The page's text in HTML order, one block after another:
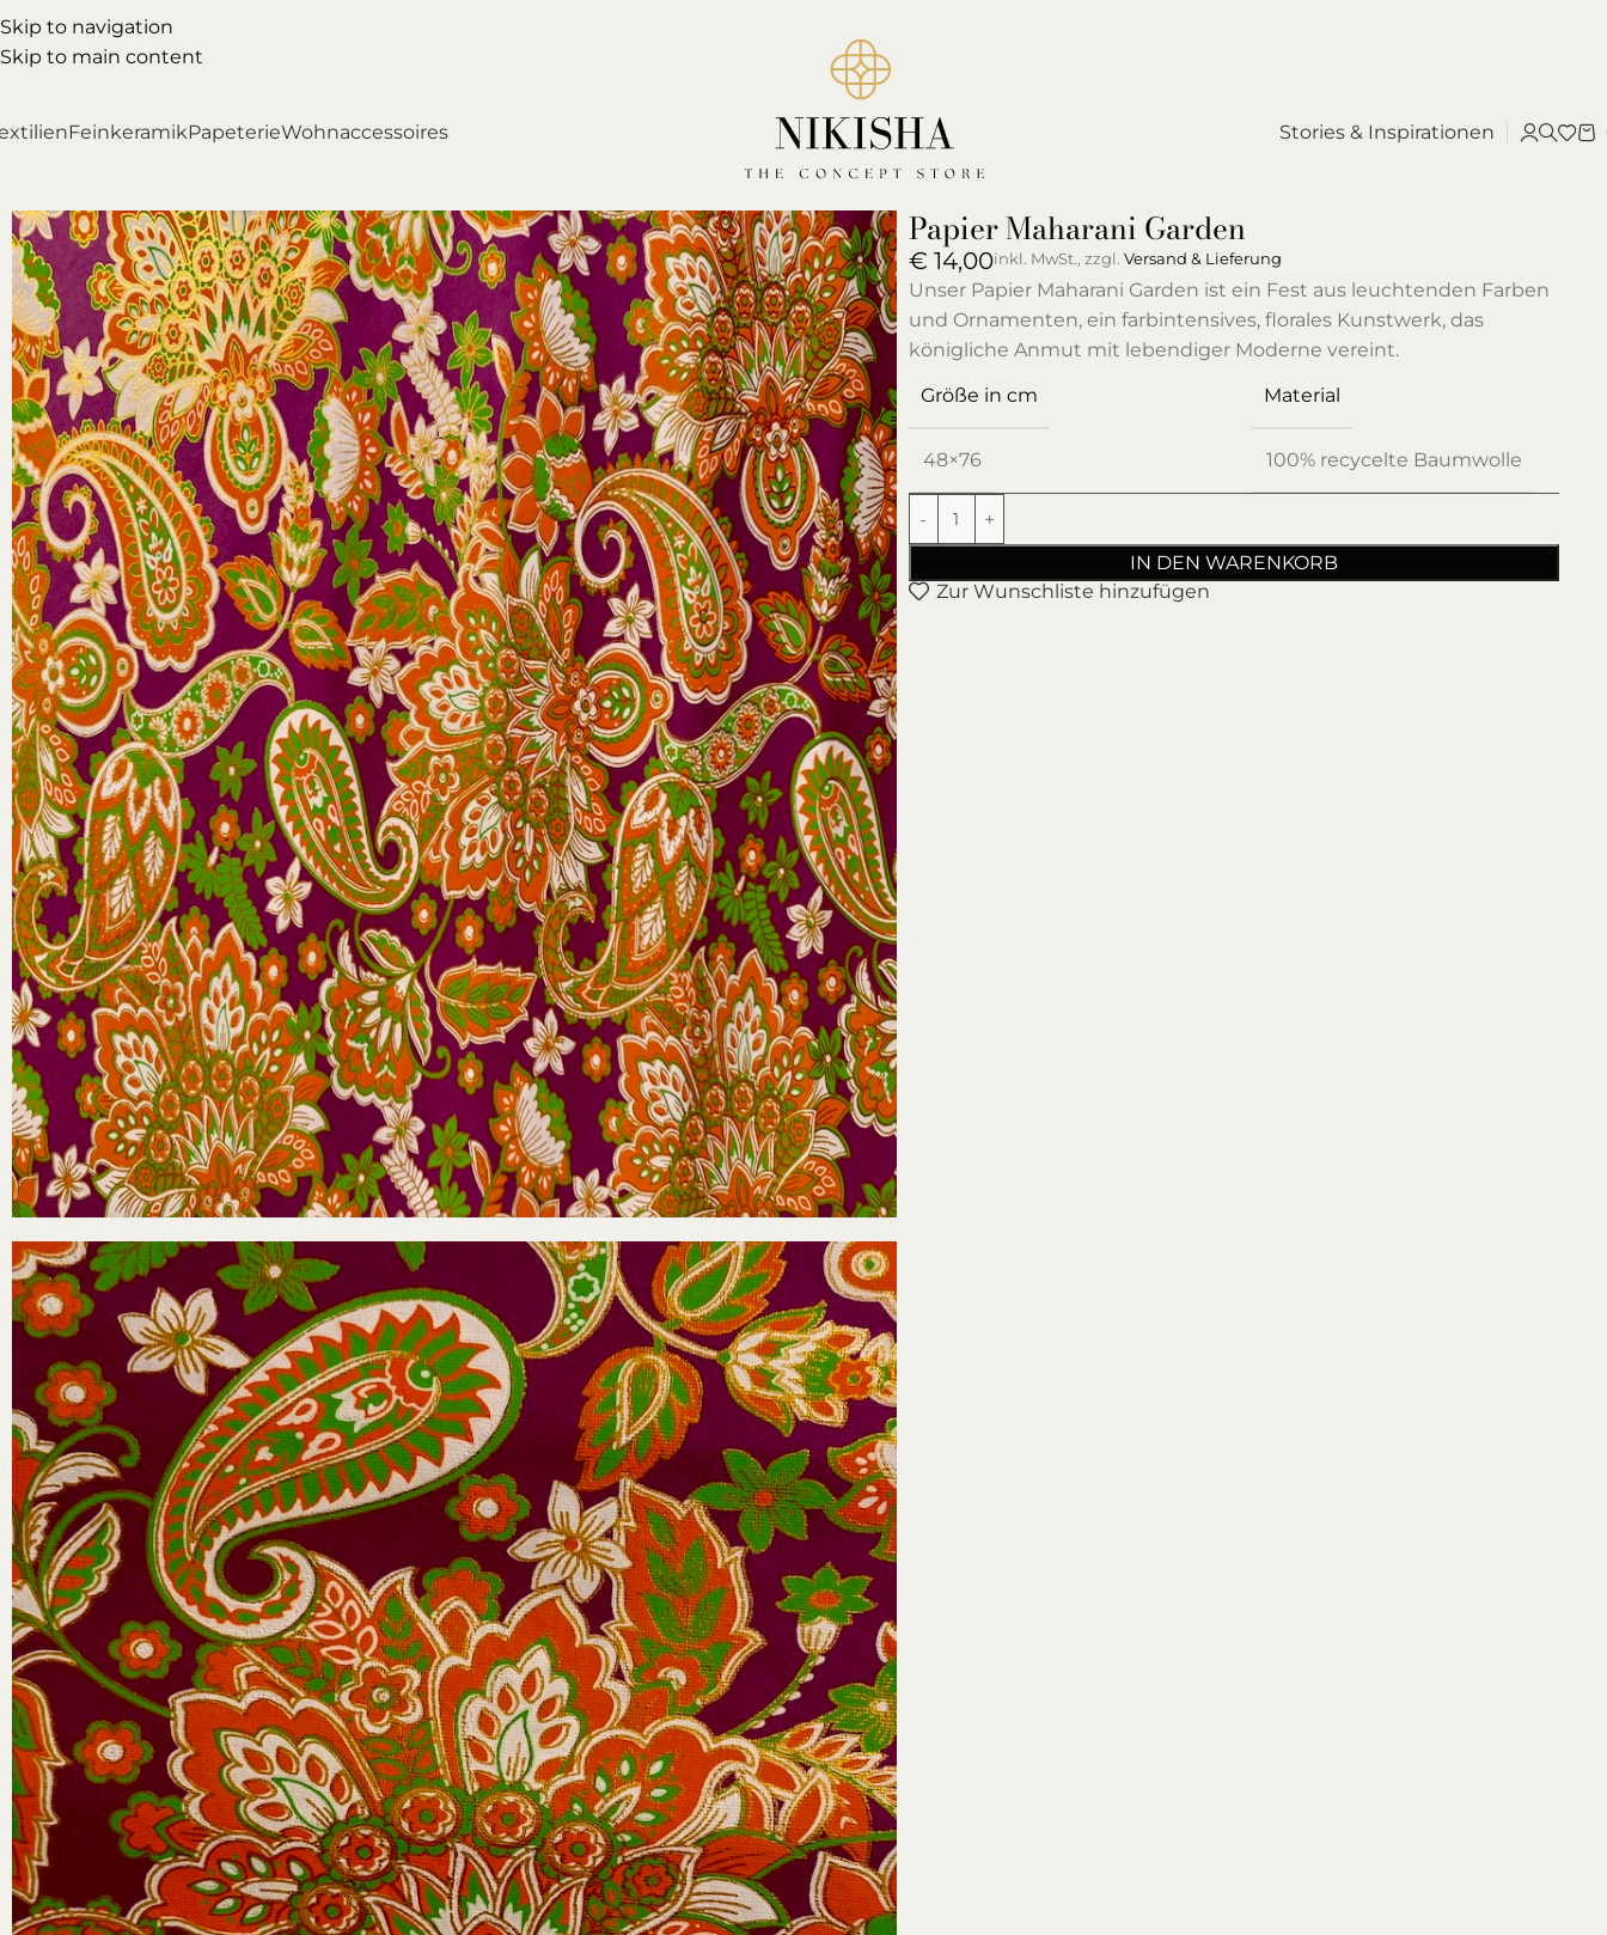
Skip to navigation
Skip to main content
FeinkeramikPapeterieWohnaccessoires Stories & Inspirationen
Papier Maharani Garden
€ 14,00inkl. MwSt., zzgl. Versand & Lieferung
Unser Papier Maharani Garden ist ein Fest aus leuchtenden Farben
und Ornamenten, ein farbintensives, florales Kunstwerk, das
königliche Anmut mit lebendiger Moderne vereint.
Größe in cm
48×76
Material
100% recycelte Baumwolle
IN DEN WARENKORB
Zur Wunschliste hinzufügen